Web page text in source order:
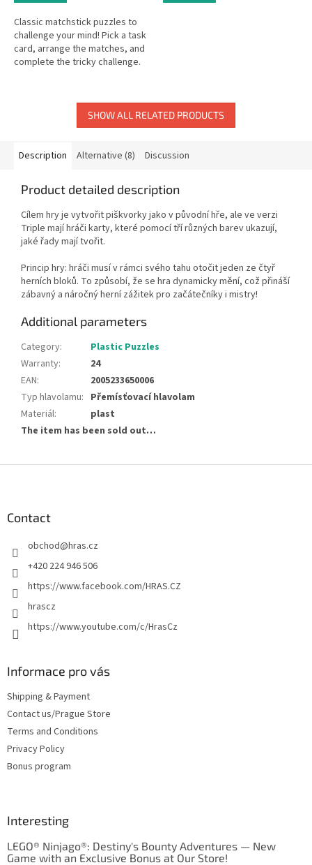
Classic matchstick puzzles to
challenge your mind! Pick a task
card, arrange the matches, and
complete the tricky challenge.
SHOW ALL RELATED PRODUCTS
Description Alternative (8) Discussion
Product detailed description
Cílem hry je vytvořit piškvorky jako v původní hře, ale ve verzi
Triple mají hráči karty, které pomocí tří různých barev ukazují,
jaké řady mají tvořit.
Princip hry: hráči musí v rámci svého tahu otočit jeden ze čtyř
herních bloků. To způsobí, že se hra dynamicky mění, což přináší
zábavný a náročný herní zážitek pro začátečníky i mistry!
Additional parameters
Category:
Plastic Puzzles
Warranty:
24
EAN:
2005233650006
Typ hlavolamu: Přemísťovací hlavolam
Materiál:
plast
The item has been sold out…
Contact
obchod@hras.cz
+420 224 946 506
https://www.facebook.com/HRAS.CZ
hrascz
https://www.youtube.com/c/HrasCz
Informace pro vás
Shipping & Payment
Contact us/Prague Store
Terms and Conditions
Privacy Policy
Bonus program
Interesting
LEGO® Ninjago®: Destiny's Bounty Adventures — New
Game with an Exclusive Bonus at Our Store!